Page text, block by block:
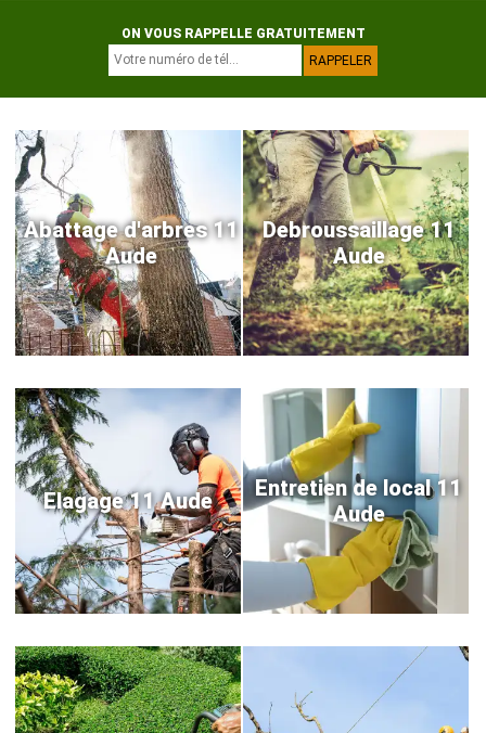
ON VOUS RAPPELLE GRATUITEMENT
Abattage d'arbres 11
Aude
Debroussaillage 11
Aude
Elagage 11 Aude
Entretien de local 11
Aude